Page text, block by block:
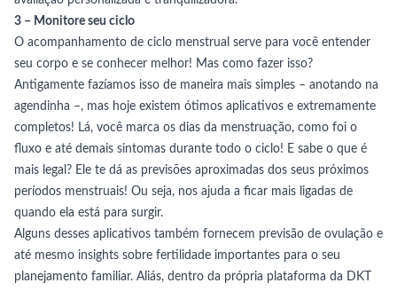
3 – Monitore seu ciclo
O acompanhamento de ciclo menstrual serve para você entender
seu corpo e se conhecer melhor! Mas como fazer isso?
Antigamente fazíamos isso de maneira mais simples – anotando na
agendinha –, mas hoje existem ótimos aplicativos e extremamente
completos! Lá, você marca os dias da menstruação, como foi o
fluxo e até demais sintomas durante todo o ciclo! E sabe o que é
mais legal? Ele te dá as previsões aproximadas dos seus próximos
períodos menstruais! Ou seja, nos ajuda a ficar mais ligadas de
quando ela está para surgir.
Alguns desses aplicativos também fornecem previsão de ovulação e
até mesmo insights sobre fertilidade importantes para o seu
planejamento familiar. Aliás, dentro da própria plataforma da DKT